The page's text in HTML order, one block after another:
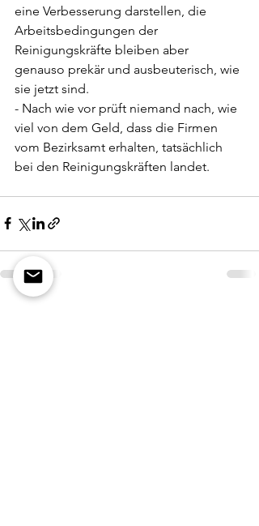
eine Verbesserung darstellen, die
Arbeitsbedingungen der
Reinigungskräfte bleiben aber
genauso prekär und ausbeuterisch, wie
sie jetzt sind.
- Nach wie vor prüft niemand nach, wie
viel von dem Geld, dass die Firmen
vom Bezirksamt erhalten, tatsächlich
bei den Reinigungskräften landet.